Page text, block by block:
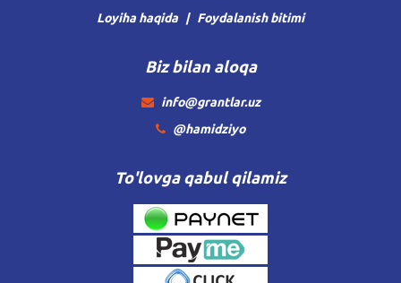
Loyiha haqida
Foydalanish bitimi
Biz bilan aloqa
info@grantlar.uz
@hamidziyo
To'lovga qabul qilamiz